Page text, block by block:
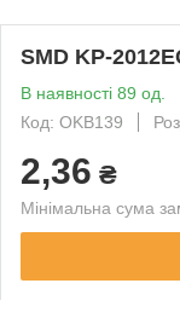
SMD KP-
В наявності 89 од.
Код: OKB139
2,36 ₴
Мінімальна сума